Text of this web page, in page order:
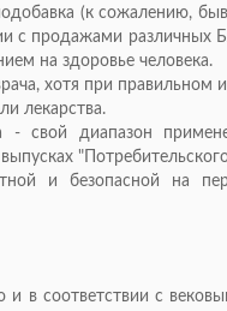
(к сожалению,
с продажами различных
на здоровье человека.
хотя при
лекарства.
свой диапазон
и безопасной на
и в соответствии с